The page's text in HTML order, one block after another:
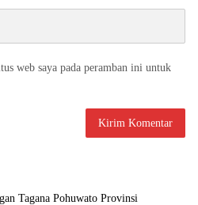
web saya pada peramban ini untuk
Tagana Pohuwato Provinsi